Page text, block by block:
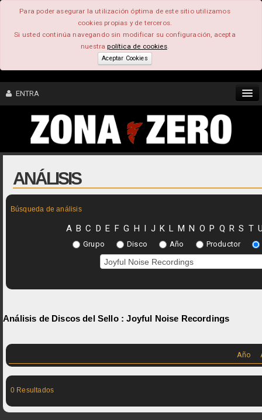
Para poder asegurar la utilización óptima de este sitio utilizamos
cookies propias y de terceros.
Si usted continúa navegando sin modificar su configuración, acepta
nuestrapolítica de cookies.
Aceptar Cookies
ENTRA
CONTENIDO
COMUNIDAD
FEEEDBACK
ANÁLISIS
Búsqueda de análisis
A B C D E F G H I J K L M N O P Q R S T
Grupo Disco Año Productor
Análisis de Discos del Sello :Joyful Noise Recordings
Año
0 Resultados